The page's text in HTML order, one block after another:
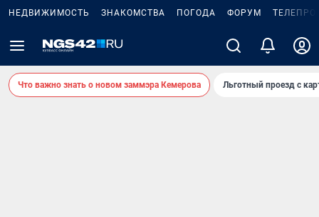
НЕДВИЖИМОСТЬ ЗНАКОМСТВА ПОГОДА ФОРУМ
Что важно знать о новом заммэра Кемерова Льготный проезд с